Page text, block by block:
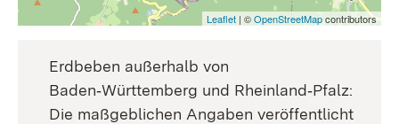
Leaflet | ©OpenStreetMapcontributors
Erdbeben außerhalb von
Baden‑Württemberg und Rheinland‑Pfalz:
Die maßgeblichen Angaben veröffentlicht